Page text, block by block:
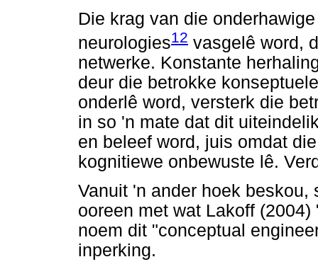
Die krag van die
neurologies12 vasgelê word,
netwerke. Konstante
deur die betrokke
onderlê word, versterk die
in so 'n mate dat dit
en beleef word, juis omdat
kognitiewe onbewuste lê.
Vanuit 'n ander hoek
ooreen met wat Lakoff
noem dit "conceptual
inperking.